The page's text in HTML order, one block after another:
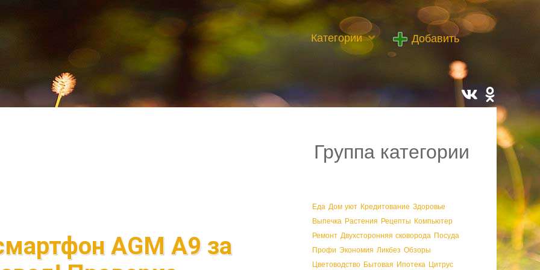
Категории Добавить
AGM A9 за
Группа категории
Еда Дом уют Кредитование Здоровье
Выпечка Растения Рецепты Компьютер
Ремонт Двухсторонняя сковорода Посуда
Профи Экономия Ликбез Обзоры
Цветоводство Бытовая Ипотека Цитрус